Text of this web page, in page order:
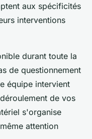
aux spécificités
interventions
durant toute la
de questionnement
équipe intervient
de vos
s'organise
attention